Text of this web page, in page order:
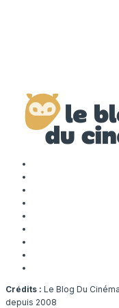
Crédits : Le Blog Du
depuis 2008